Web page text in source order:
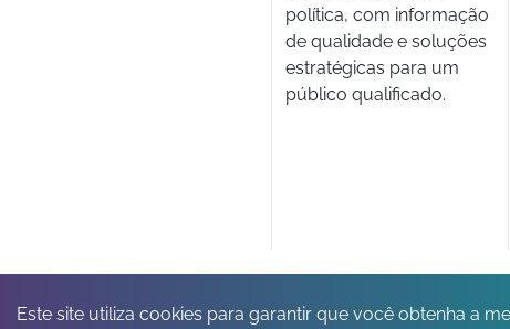
política, com informação
de qualidade e soluções
estratégicas para um
público qualificado.
Este site utiliza cookies para garantir que você obtenha a